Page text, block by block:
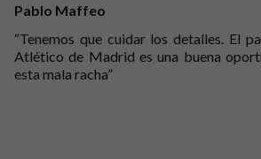
Pablo Maffeo
“Tenemos que cuidar los detalles. El
Atlético de Madrid es una buena
esta mala racha”